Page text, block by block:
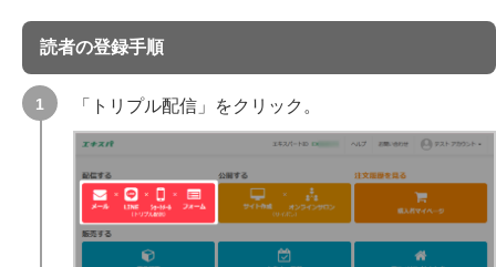
読者の登録手順
「トリプル配信」をクリック。